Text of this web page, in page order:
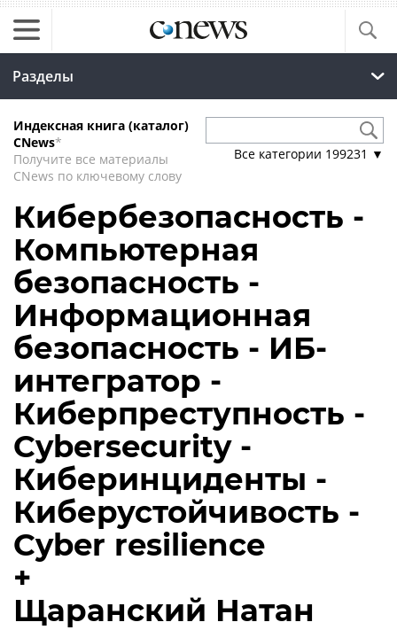
Разделы
Индексная книга (каталог)
CNews*
Получите все материалы
CNews по ключевому слову
Все категории 199231 ▼
Кибербезопасность -
Компьютерная
безопасность -
Информационная
безопасность - ИБ-
интегратор -
Киберпреступность -
Cybersecurity -
Киберинциденты -
Киберустойчивость -
Cyber resilience
+
Щаранский Натан